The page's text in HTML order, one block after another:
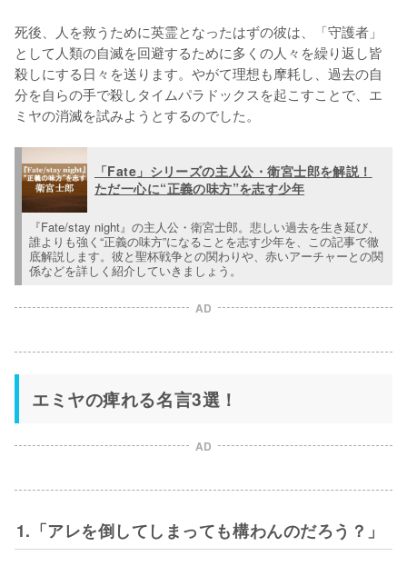
死後、人を救うために英霊となったはずの彼は、「守護者」
として人類の自滅を回避するために多くの人々を繰り返し皆
殺しにする日々を送ります。やがて理想も摩耗し、過去の自
分を自らの手で殺しタイムパラドックスを起こすことで、エ
ミヤの消滅を試みようとするのでした。
「Fate」シリーズの主人公・衛宮士郎を解説！
ただ一心に“正義の味方”を志す少年
『Fate/stay night』の主人公・衛宮士郎。悲しい過去を生き延び、
誰よりも強く“正義の味方”になることを志す少年を、この記事で徹
底解説します。彼と聖杯戦争との関わりや、赤いアーチャーとの関
係などを詳しく紹介していきましょう。
AD
エミヤの痺れる名言3選！
AD
1.「アレを倒してしまっても構わんのだろう？」